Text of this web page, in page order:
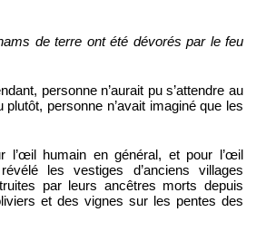
de terre ont été dévorés par le feu
personne n’aurait pu s’attendre au
personne n’avait imaginé que les
l’œil humain en général, et pour l’œil
les vestiges d’anciens villages
par leurs ancêtres morts depuis
et des vignes sur les pentes des